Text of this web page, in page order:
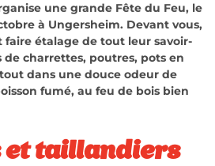
une grande Fête du Feu, le
à Ungersheim. Devant vous,
faire étalage de tout leur savoir-
charrettes, poutres, pots en
dans une douce odeur de
fumé, au feu de bois bien
et taillandiers